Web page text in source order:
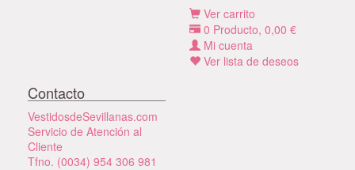
Ver carrito
0 Producto, 0,00 €
Mi cuenta
Ver lista de deseos
Contacto
VestidosdeSevillanas.com
Servicio de Atención al
Cliente
Tfno. (0034) 954 306 981